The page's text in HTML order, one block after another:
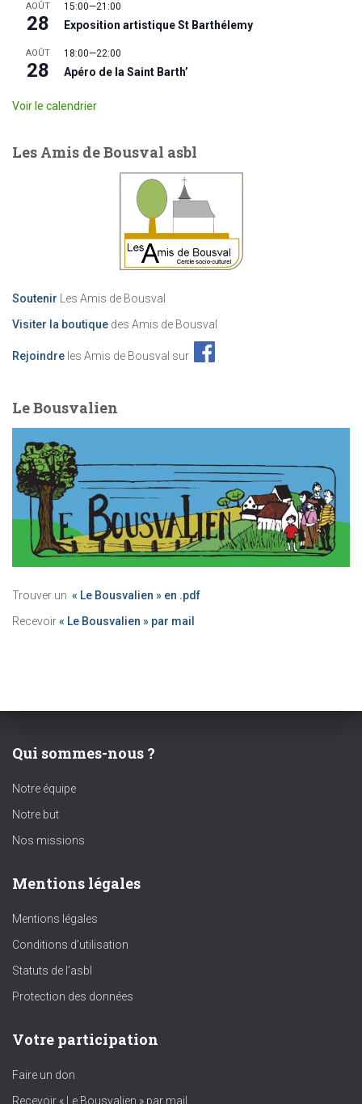
AOÛT
28
15:00—21:00
Exposition artistique St Barthélemy
AOÛT
28
18:00—22:00
Apéro de la Saint Barth’
Voir le calendrier
Les Amis de Bousval asbl
Soutenir Les Amis de Bousval
Visiter la boutique des Amis de Bousval
Rejoindre les Amis de Bousval sur
Le Bousvalien
Trouver un « Le Bousvalien » en .pdf
Recevoir« Le Bousvalien » par mail
Qui sommes-nous ?
Notre équipe
Notre but
Nos missions
Mentions légales
Mentions légales
Conditions d’utilisation
Statuts de l’asbl
Protection des données
Votre participation
Faire un don
Recevoir « Le Bousvalien » par mail